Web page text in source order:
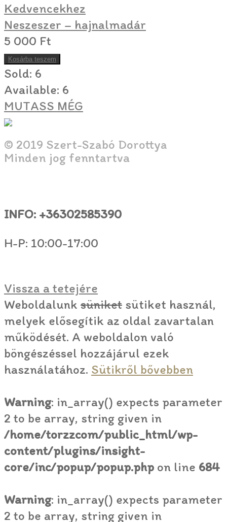
Kedvencekhez
Neszeszer – hajnalmadár
5 000 Ft
Kosárba teszem
Sold: 6
Available: 6
MUTASS MÉG
© 2019 Szert-Szabó Dorottya
Minden jog fenntartva
INFO: +36302585390
H-P: 10:00-17:00
Vissza a tetejére
Weboldalunk süniket sütiket használ,
melyek elősegítik az oldal zavartalan
működését. A weboldalon való
böngészéssel hozzájárul ezek
használatához. Sütikről bővebben
Warning: in_array() expects parameter
2 to be array, string given in
/home/torzzcom/public_html/wp-
content/plugins/insight-
core/inc/popup/popup.php on line 684
Warning: in_array() expects parameter
2 to be array, string given in